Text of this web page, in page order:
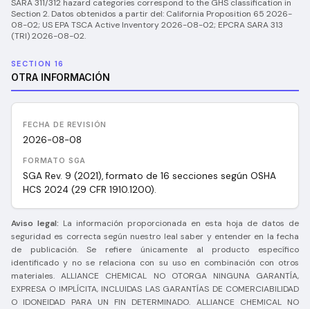
SARA 311/312 hazard categories correspond to the GHS classification in
Section 2. Datos obtenidos a partir del: California Proposition 65 2026-
08-02; US EPA TSCA Active Inventory 2026-08-02; EPCRA SARA 313
(TRI) 2026-08-02.
SECTION 16
OTRA INFORMACIÓN
FECHA DE REVISIÓN
2026-08-08
FORMATO SGA
SGA Rev. 9 (2021), formato de 16 secciones según OSHA
HCS 2024 (29 CFR 1910.1200).
Aviso legal: La información proporcionada en esta hoja de datos de
seguridad es correcta según nuestro leal saber y entender en la fecha
de publicación. Se refiere únicamente al producto específico
identificado y no se relaciona con su uso en combinación con otros
materiales. ALLIANCE CHEMICAL NO OTORGA NINGUNA GARANTÍA,
EXPRESA O IMPLÍCITA, INCLUIDAS LAS GARANTÍAS DE COMERCIABILIDAD
O IDONEIDAD PARA UN FIN DETERMINADO. ALLIANCE CHEMICAL NO